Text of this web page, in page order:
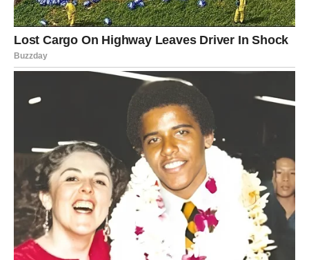
5. Drugo dizanje
Oblikovane pletenice potrebno je još jednom podložiti
procesu dizanja:
Postavljanje u pleh:
Slažite pletenice u pleh obložen
Pokrijte ih lagano i ostavite da se dižu još dodatnih 30
minuta. Drugo dizanje omogućava da se tijesto
dodatno razvije, što će rezultirati savršeno mekanim
pecivima.
6. Pečenje